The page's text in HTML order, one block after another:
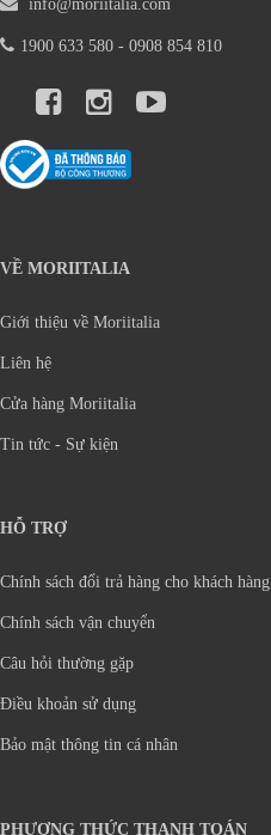
info@moriitalia.com
1900 633 580 - 0908 854 810
VỀ MORIITALIA
Giới thiệu về Moriitalia
Liên hệ
Cửa hàng Moriitalia
Tin tức - Sự kiện
HỖ TRỢ
Chính sách đổi trả hàng cho khách hàng
Chính sách vận chuyển
Câu hỏi thường gặp
Điều khoản sử dụng
Bảo mật thông tin cá nhân
PHƯƠNG THỨC THANH TOÁN